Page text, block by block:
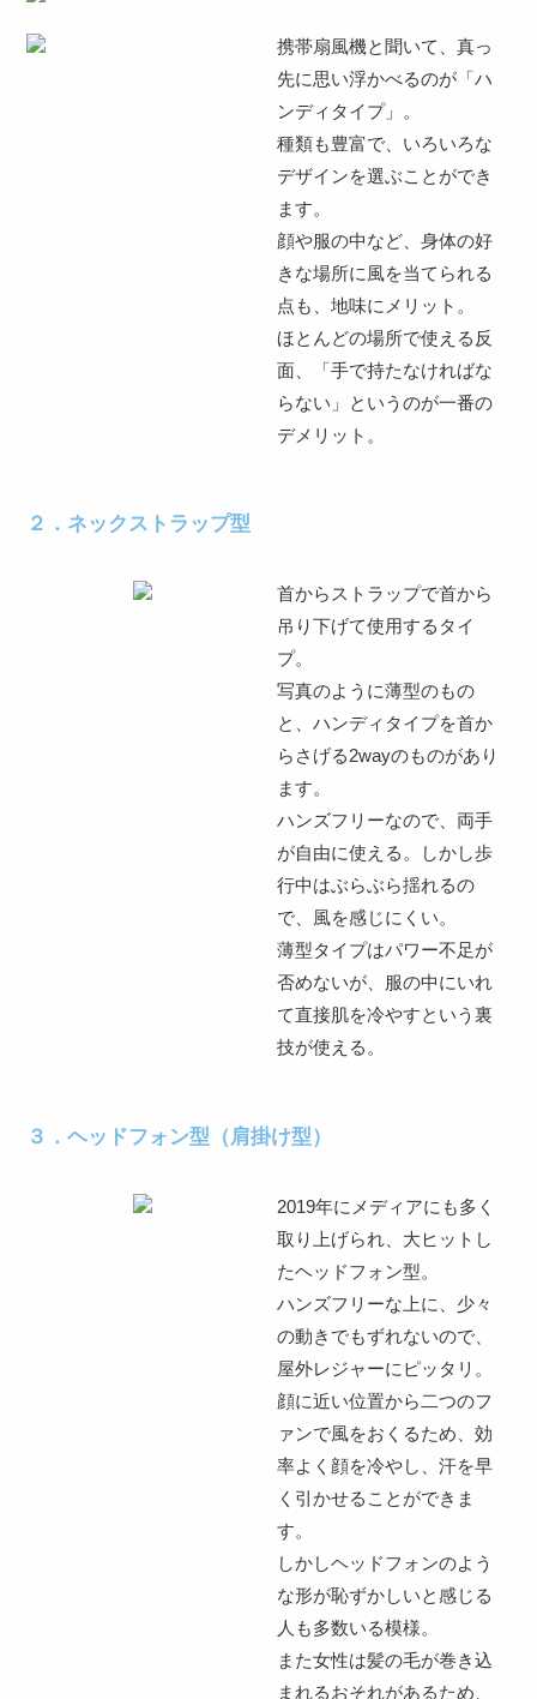
携帯扇風機と聞いて、真っ
先に思い浮かべるのが「ハ
ンディタイプ」。
種類も豊富で、いろいろな
デザインを選ぶことができ
ます。
顔や服の中など、 身体の好
きな場所に風を当てられる
点も、地味にメリット。
ほとんどの場所で使える 反
面、「手で持たなければな
らない 」というのが一番の
デメリット。
２．ネックストラップ型
首からストラップで首から
吊り下げて使用するタイ
プ。
写真のように薄型のもの
と、ハンディタイプを首か
らさげる2wayのものがあり
ます。
ハンズフリーなので、 両手
が自由に使える 。しかし歩
行中はぶらぶら揺れるの
で、風を感じにくい。
薄型タイプはパワー不足が
否めないが、
服の中にいれ
て直接肌を冷やすという裏
技が使える。
３．ヘッドフォン型（肩掛け型）
2019年にメディアにも多く
取り上げられ、大ヒットし
たヘッドフォン型。
ハンズフリーな上に、 少々
の動きでもずれないので、
屋外レジャーにピッタリ。
顔に近い位置から二つのフ
ァンで風をおくるため、 効
率よく顔を冷やし、汗を早
く引かせる ことができま
す。
しかしヘッドフォンのよう
な形が恥ずかしいと感じる
人も多数いる模様。
また女性は髪の毛が巻き込
まれるおそれがあるため、